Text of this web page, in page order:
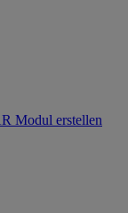
Modul erstellen